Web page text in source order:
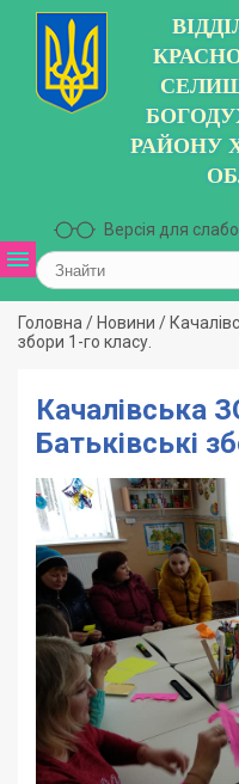
РАЙОНУ
Версія для
Головна / Новини /
збори 1-го класу.
Качалівська
Батьківські